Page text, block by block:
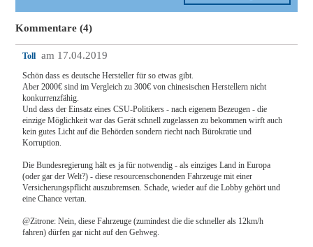
Kommentare (4)
Toll am 17.04.2019
Schön dass es deutsche Hersteller für so etwas gibt.
Aber 2000€ sind im Vergleich zu 300€ von chinesischen Herstellern nicht
konkurrenzfähig.
Und dass der Einsatz eines CSU-Politikers - nach eigenem Bezeugen - die
einzige Möglichkeit war das Gerät schnell zugelassen zu bekommen wirft auch
kein gutes Licht auf die Behörden sondern riecht nach Bürokratie und
Korruption.
Die Bundesregierung hält es ja für notwendig - als einziges Land in Europa
(oder gar der Welt?) - diese resourcenschonenden Fahrzeuge mit einer
Versicherungspflicht auszubremsen. Schade, wieder auf die Lobby gehört und
eine Chance vertan.
@Zitrone: Nein, diese Fahrzeuge (zumindest die die schneller als 12km/h
fahren) dürfen gar nicht auf den Gehweg.